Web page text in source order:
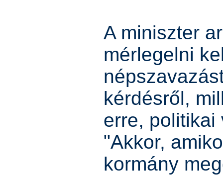
A miniszter
mérlegelni
kérdésről,
erre, politikai
"Akkor,
kormány